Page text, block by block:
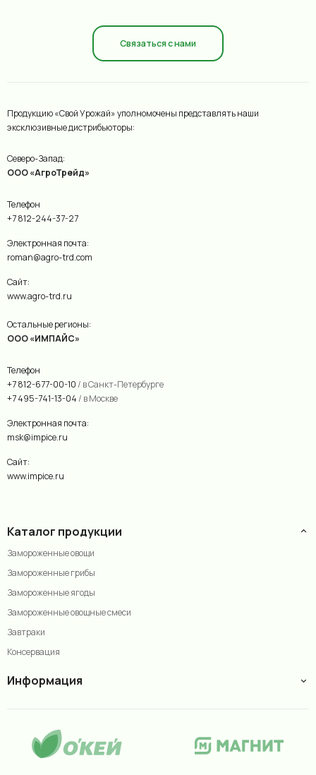
Связаться с нами
Продукцию «Свой Урожай» уполномочены представлять наши
эксклюзивные дистрибьюторы:
Северо-Запад:
ООО «АгроТрейд»
Телефон
+7 812-244-37-27
Электронная почта:
roman@agro-trd.com
Сайт:
www.agro-trd.ru
Остальные регионы:
ООО «ИМПАЙС»
Телефон
+7 812-677-00-10 / в Санкт-Петербурге
+7 495-741-13-04 / в Москве
Электронная почта:
msk@impice.ru
Сайт:
www.impice.ru
Каталог продукции
Замороженные овощи
Замороженные грибы
Замороженные ягоды
Замороженные овощные смеси
Завтраки
Консервация
Информация